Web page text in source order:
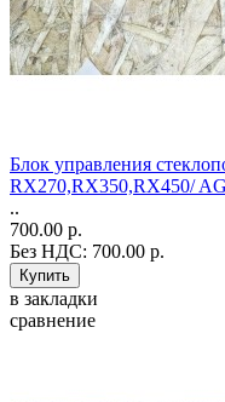
Блок управления
RX270,RX350,RX450/
..
700.00 р.
Без НДС: 700.00 р.
в закладки
сравнение